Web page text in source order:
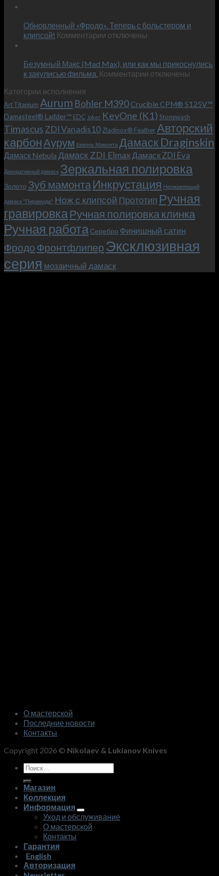
–
и
KeyOne
Обновленный «Фродо». Теперь с больстером и
клипсой! Комментарии к
«Фродо».
Теперь
и
клипсой!
отключены
Безумный Макс (Mad Max), или как мы прикоснулись
к закулисью фильма. Комментарии к
Макс
(Mad
Max),
или
как
мы
прикоснулись
к
фильма.
отключены
Категории исполнения
Art Titanium Aurum Bohler M390Crucible CPM® S125V™
Damasteel® Ladder™ EDC Joker KeyOne (K1) Stonewash
Timascus ZDI Vanadis10 Zladinox® FeatherАвторский
карбонАурум Бивень Мамонта Дамаск Draginskin
Дамаск Nebula Дамаск ZDI ElmaxДамаск ZDI Eva
Декоративный дамаск Зеркальная полировка
Золото Зуб мамонтаИнкрустация Нержавеющий
дамаск "Пирамида" Нож с клипсой Прототип Ручная
гравировкаРучная полировка клинка
Ручная работа Серебро Финишный сатин
Фродо Фронтфлипер Эксклюзивная
серия мозаичный дамаск
О мастерской
Последние новости
Контакты
Copyright 2026 © Nikolaev & Lukianov Knives
Искать:
Магазин
Коллекция
Информация
Уход и обслуживание
О мастерской
Контакты
Гарантия
English
Авторизация